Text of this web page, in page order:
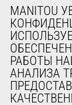
Контракты
Запасные
Система
Обучение
MANITOU
РАБОТЫ
АНАЛИЗА